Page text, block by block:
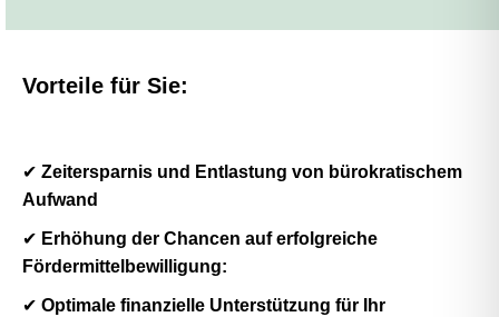
Vorteile für Sie:
✔ Zeitersparnis und Entlastung von bürokratischem
Aufwand
✔ Erhöhung der Chancen auf erfolgreiche
Fördermittelbewilligung:
✔ Optimale finanzielle Unterstützung für Ihr